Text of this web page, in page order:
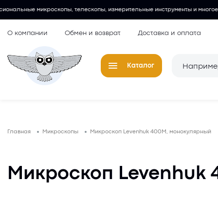
телескопы, измерительные инструменты и многое другое.
О компании Обмен и возврат Доставка и оплата
Каталог
Лупы
Главная Микроскопы Микроскоп Levenhuk 400M, монокулярный
Микроскоп Levenhuk